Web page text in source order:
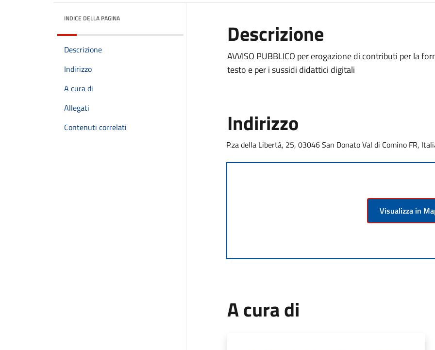
INDICE DELLA PAGINA
Descrizione
Indirizzo
A cura di
Allegati
Contenuti correlati
Descrizione
AVVISO PUBBLICO per erogazione di contributi per la
testo e per i sussidi didattici digitali
Indirizzo
P.za della Libertà, 25, 03046 San Donato Val di Comino FR,
Visualizza in
A cura di